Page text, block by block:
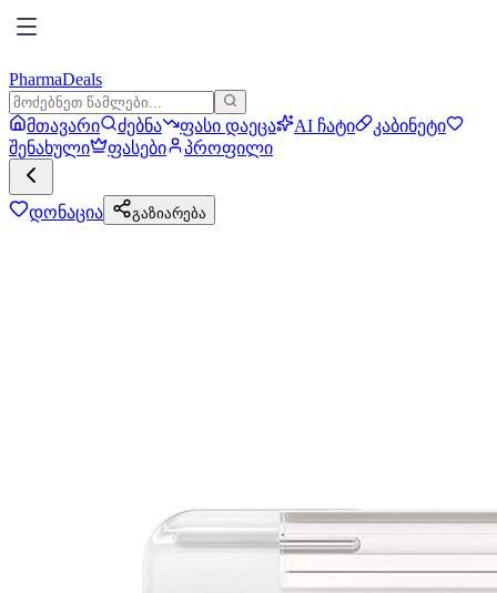
PharmaDeals
მთავარი ძებნა ფასი დაეცა AI ჩატი
კაბინეტი
შენახული
ფასები პროფილი
დონაცია გაზიარება